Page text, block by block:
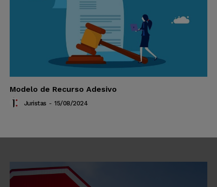
Modelo de Recurso Adesivo
Juristas - 15/08/2024